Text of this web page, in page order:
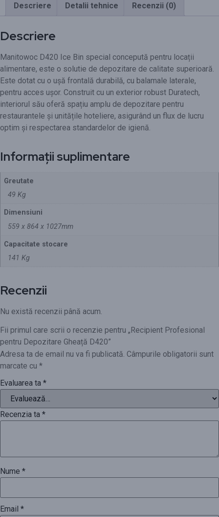
Descriere Detalii tehnice Recenzii (0)
Descriere
Manitowoc D420 Ice Bin special concepută pentru locații
alimentare, este o solutie de depozitare de calitate superioară.
Este dotat cu o ușă frontală durabilă, cu balamale laterale,
pentru acces ușor. Construit cu un exterior robust Duratech,
interiorul său oferă spațiu amplu de depozitare pentru
restaurantele și unitățile hoteliere, asigurând un flux de lucru
optim și respectarea standardelor de igienă.
Informații suplimentare
Greutate
49 Kg
Dimensiuni
559 x 864 x 1027mm
Capacitate stocare
141 Kg
Recenzii
Nu există recenzii până acum.
Fii primul care scrii o recenzie pentru „Recipient Profesional
pentru Depozitare Gheață D420”
Adresa ta de email nu va fi publicată. Câmpurile obligatorii sunt
marcate cu *
Evaluarea ta *
Recenzia ta *
Nume *
Email *